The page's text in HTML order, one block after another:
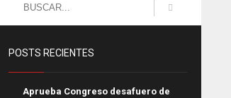
POSTS RECIENTES
Aprueba Congreso desafuero de